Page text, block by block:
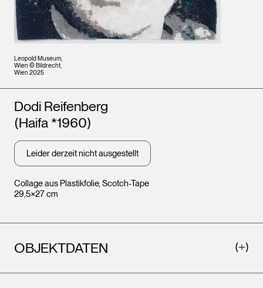
Leopold Museum,
Wien © Bildrecht,
Wien 2025
Collage aus Plastikfolie, Scotch-Tape
29,5×27 cm
Künstler*innen
Dodi Reifenberg
(Haifa *1960)
Leider derzeit nicht ausgestellt
OBJEKTDATEN